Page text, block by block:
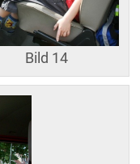
Bild 14